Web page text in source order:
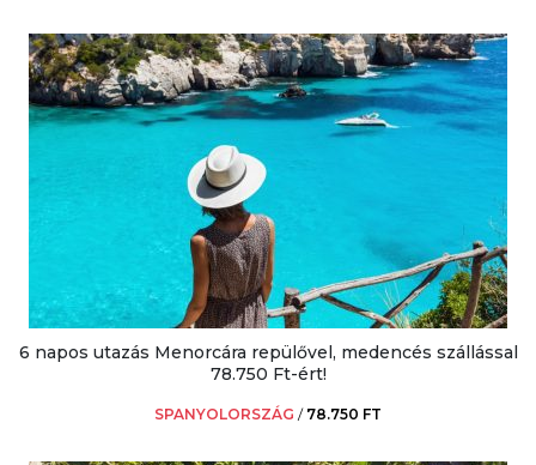
6 napos utazás Menorcára repülővel, medencés szállással
78.750 Ft-ért!
SPANYOLORSZÁG / 78.750 FT